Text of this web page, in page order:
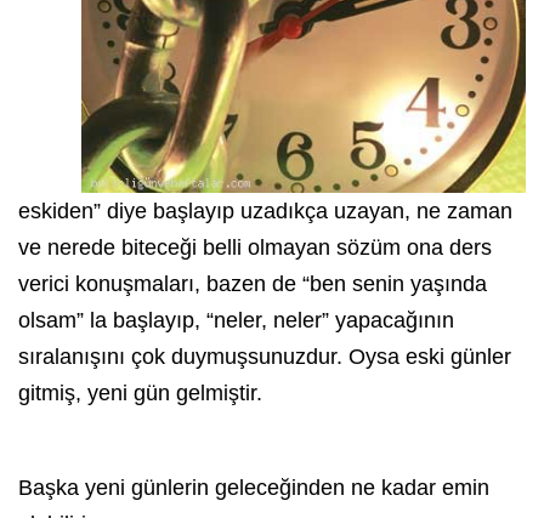
eskiden” diye başlayıp uzadıkça uzayan, ne zaman
ve nerede biteceği belli olmayan sözüm ona ders
verici konuşmaları, bazen de “ben senin yaşında
olsam” la başlayıp, “neler, neler” yapacağının
sıralanışını çok duymuşsunuzdur. Oysa eski günler
gitmiş, yeni gün gelmiştir.
Başka yeni günlerin geleceğinden ne kadar emin